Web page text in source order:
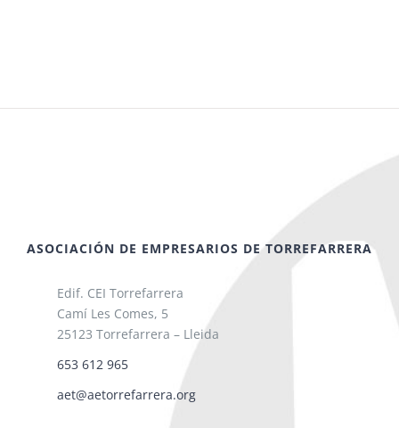
ASOCIACIÓN DE EMPRESARIOS DE TORREFARRERA
Edif. CEI Torrefarrera
Camí Les Comes, 5
25123 Torrefarrera – Lleida
653 612 965
aet@aetorrefarrera.org